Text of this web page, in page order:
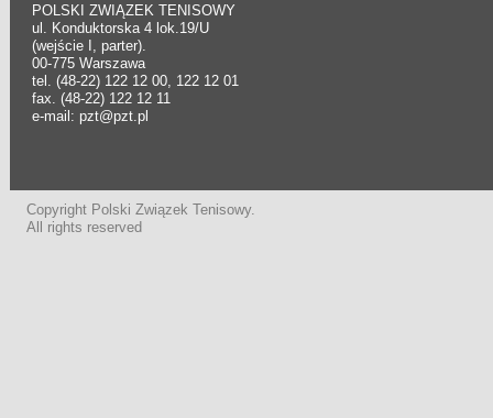
POLSKI ZWIĄZEK TENISOWY
ul. Konduktorska 4 lok.19/U
(wejście I, parter).
00-775 Warszawa
tel. (48-22) 122 12 00, 122 12 01
fax. (48-22) 122 12 11
e-mail: pzt@pzt.pl
Copyright Polski Związek Tenisowy.
All rights reserved